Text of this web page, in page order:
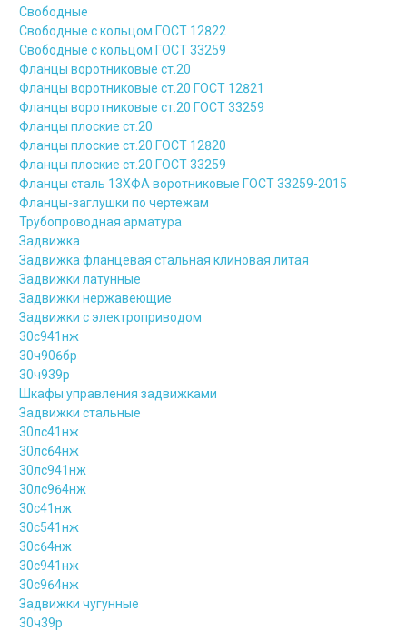
Свободные
Свободные с кольцом ГОСТ 12822
Свободные с кольцом ГОСТ 33259
Фланцы воротниковые ст.20
Фланцы воротниковые ст.20 ГОСТ 12821
Фланцы воротниковые ст.20 ГОСТ 33259
Фланцы плоские ст.20
Фланцы плоские ст.20 ГОСТ 12820
Фланцы плоские ст.20 ГОСТ 33259
Фланцы сталь 13ХФА воротниковые ГОСТ 33259-2015
Фланцы-заглушки по чертежам
Трубопроводная арматура
Задвижка
Задвижка фланцевая стальная клиновая литая
Задвижки латунные
Задвижки нержавеющие
Задвижки с электроприводом
30с941нж
30ч906бр
30ч939р
Шкафы управления задвижками
Задвижки стальные
30лс41нж
30лс64нж
30лс941нж
30лс964нж
30с41нж
30с541нж
30с64нж
30с941нж
30с964нж
Задвижки чугунные
30ч39р